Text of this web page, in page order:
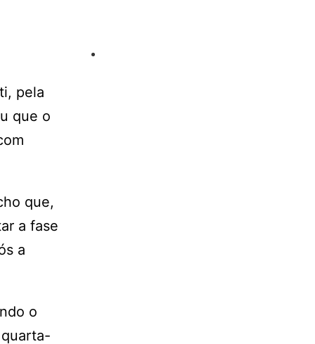
pela
que o
que,
a fase
a
o